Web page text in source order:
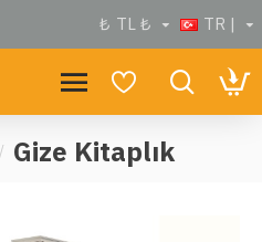
₺ TL ₺ TR |
Gize Kitaplık